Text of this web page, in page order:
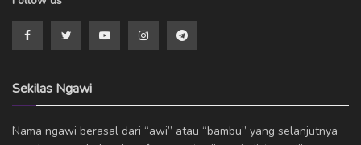
Sekilas Ngawi
Nama ngawi berasal dari “awi” atau “bambu” yang selanjutnya